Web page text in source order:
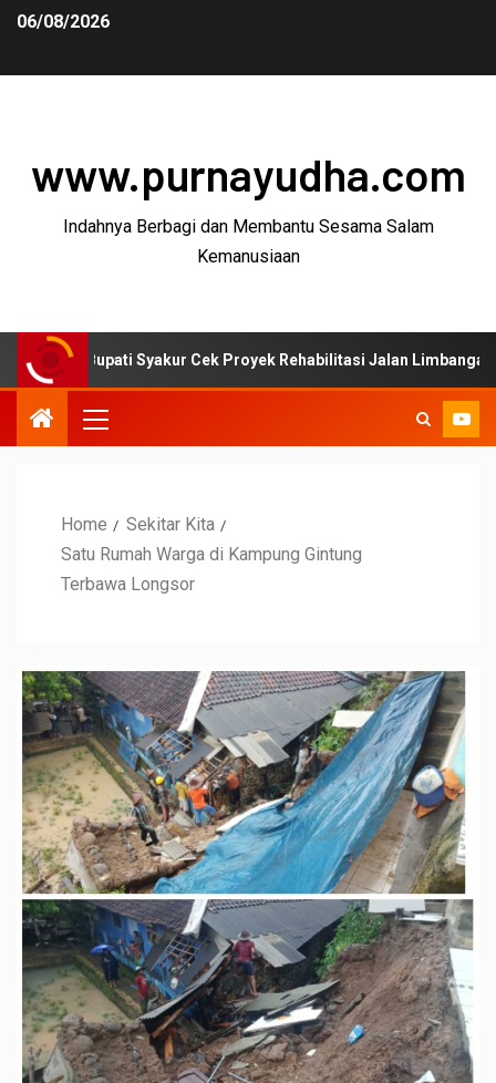
06/08/2026
www.purnayudha.com
Indahnya Berbagi dan Membantu Sesama Salam
Kemanusiaan
Syakur Cek Proyek Rehabilitasi Jalan Limbangan–Selaawi
Home
Sekitar Kita
Satu Rumah Warga di Kampung Gintung
Terbawa Longsor